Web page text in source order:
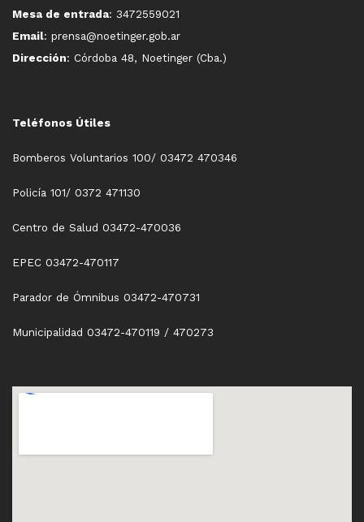
Mesa de entrada: 3472559021
Email: prensa@noetinger.gob.ar
Dirección: Córdoba 48, Noetinger (Cba.)
Teléfonos Útiles
Bomberos Voluntarios 100/ 03472 470346
Policía 101/ 0372 471130
Centro de Salud 03472-470036
EPEC 03472-470117
Parador de Ómnibus 03472-470731
Municipalidad 03472-470119 / 470273